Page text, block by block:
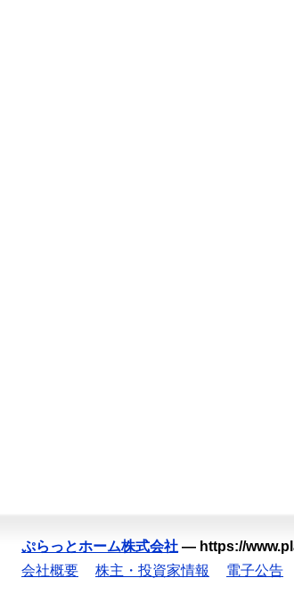
ぷらっとホーム株式会社 — https://
会社概要
株主・投資家情報 電子公告